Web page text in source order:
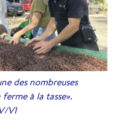
des nombreuses
à la tasse».
VI